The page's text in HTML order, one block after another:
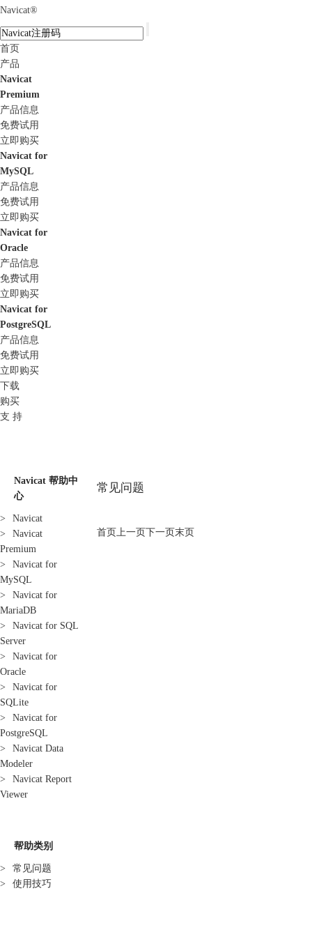
Navicat®
首页
产品
Navicat
Premium
产品信息
免费试用
立即购买
Navicat for
MySQL
产品信息
免费试用
立即购买
Navicat for
Oracle
产品信息
免费试用
立即购买
Navicat for
PostgreSQL
产品信息
免费试用
立即购买
下载
购买
支 持
Navicat 帮助中
心
>
Navicat
>
Navicat
Premium
>
Navicat for
MySQL
>
Navicat for
MariaDB
>
Navicat for SQL
Server
>
Navicat for
Oracle
>
Navicat for
SQLite
>
Navicat for
PostgreSQL
>
Navicat Data
Modeler
>
Navicat Report
Viewer
帮助类别
>
常见问题
>
使用技巧
常见问题
首页上一页下一页末页